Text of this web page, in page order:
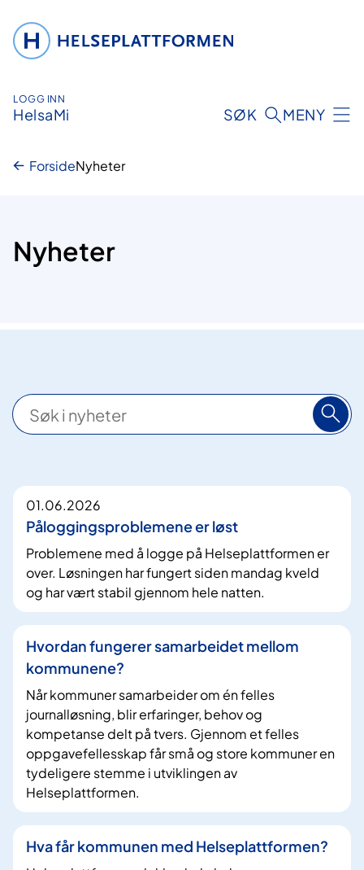
innhold
LOGG INN
HelsaMi SØK MENY
ForsideNyheter
Nyheter
S
ø
1
e
f
01.06.2026
Påloggingsproblemene er løst
Problemene med å logge på Helseplattformen er
over. Løsningen har fungert siden mandag kveld
og har vært stabil gjennom hele natten.
Hvordan fungerer samarbeidet mellom
kommunene?
Når kommuner samarbeider om én felles
journalløsning, blir erfaringer, behov og
kompetanse delt på tvers. Gjennom et felles
oppgavefellesskap får små og store kommuner en
tydeligere stemme i utviklingen av
Helseplattformen.
Hva får kommunen med Helseplattformen?